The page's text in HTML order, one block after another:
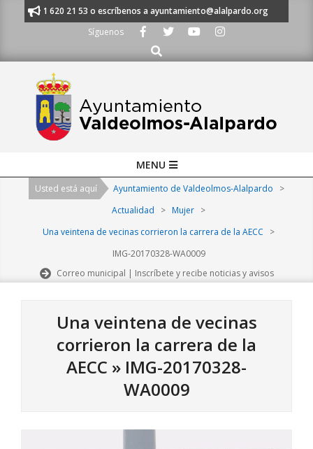
al 91 620 21 53 o escríbenos a ayuntamiento@alalpardo.org
Síguenos
Buscar
Navigation
MENU
Usted está aquí Ayuntamiento de Valdeolmos-Alalpardo
>
Actualidad
> Mujer >
Una veintena de vecinas corrieron la carrera de la AECC
>
IMG-20170328-WA0009
Correo municipal | Inscríbete y recibe noticias y avisos
Una veintena de vecinas
corrieron la carrera de la
AECC » IMG-20170328-
WA0009